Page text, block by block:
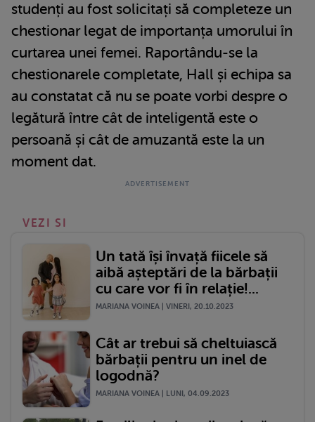
studenți au fost solicitați să completeze un
chestionar legat de importanța umorului în
curtarea unei femei. Raportându-se la
chestionarele completate, Hall și echipa sa
au constatat că nu se poate vorbi despre o
legătură între cât de inteligentă este o
persoană și cât de amuzantă este la un
moment dat.
VEZI SI
Un tată își învață fiicele să
aibă așteptări de la bărbații
cu care vor fi în relație!...
MARIANA VOINEA | VINERI, 20.10.2023
Cât ar trebui să cheltuiască
bărbații pentru un inel de
logodnă?
MARIANA VOINEA | LUNI, 04.09.2023